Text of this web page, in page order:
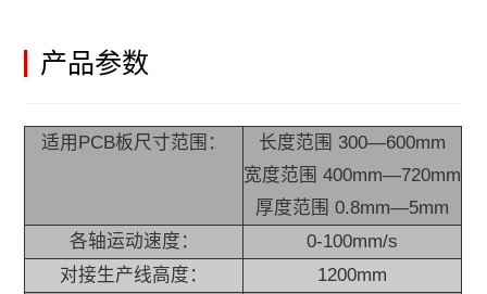
产品参数
适用PCB板尺寸范围：
长度范围 300—600mm
宽度范围 400mm—720mm
厚度范围 0.8mm—5mm
各轴运动速度：
0-100mm/s
对接生产线高度：
1200mm